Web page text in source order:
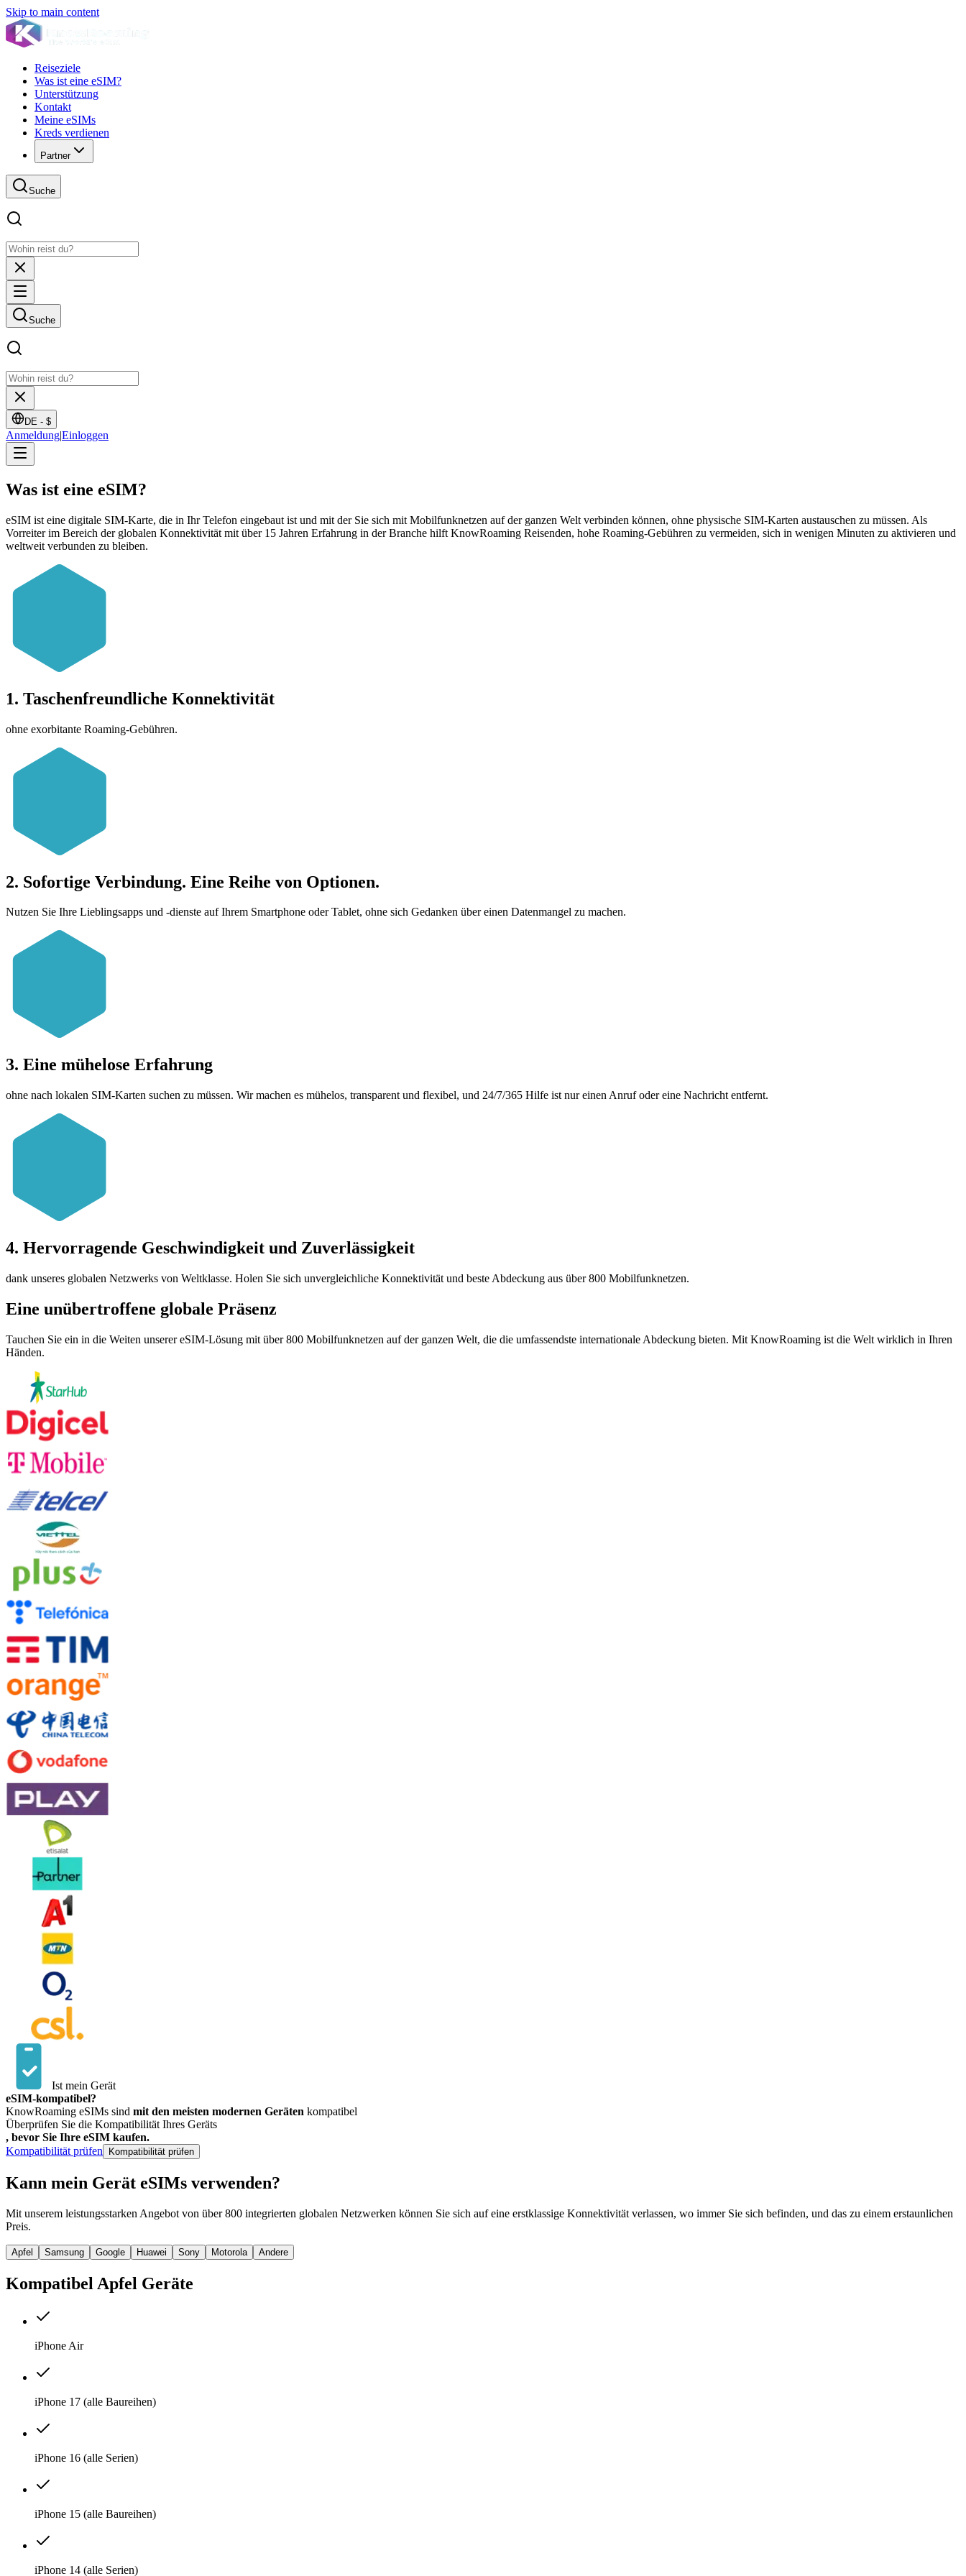
Skip to main content
Reiseziele
Was ist eine eSIM?
Unterstützung
Kontakt
Meine eSIMs
Kreds verdienen
Partner
Suche
Suche
DE - $
Anmeldung|Einloggen
Was ist eine eSIM?
eSIM ist eine digitale SIM-Karte, die in Ihr Telefon eingebaut ist und mit der Sie sich mit Mobilfunknetzen auf der ganzen Welt verbinden können, ohne physische SIM-Karten austauschen zu müssen. Als
Vorreiter im Bereich der globalen Konnektivität mit über 15 Jahren Erfahrung in der Branche hilft KnowRoaming Reisenden, hohe Roaming-Gebühren zu vermeiden, sich in wenigen Minuten zu aktivieren und
weltweit verbunden zu bleiben.
1. Taschenfreundliche Konnektivität
ohne exorbitante Roaming-Gebühren.
2. Sofortige Verbindung. Eine Reihe von Optionen.
Nutzen Sie Ihre Lieblingsapps und -dienste auf Ihrem Smartphone oder Tablet, ohne sich Gedanken über einen Datenmangel zu machen.
3. Eine mühelose Erfahrung
ohne nach lokalen SIM-Karten suchen zu müssen. Wir machen es mühelos, transparent und flexibel, und 24/7/365 Hilfe ist nur einen Anruf oder eine Nachricht entfernt.
4. Hervorragende Geschwindigkeit und Zuverlässigkeit
dank unseres globalen Netzwerks von Weltklasse. Holen Sie sich unvergleichliche Konnektivität und beste Abdeckung aus über 800 Mobilfunknetzen.
Eine unübertroffene globale Präsenz
Tauchen Sie ein in die Weiten unserer eSIM-Lösung mit über 800 Mobilfunknetzen auf der ganzen Welt, die die umfassendste internationale Abdeckung bieten. Mit KnowRoaming ist die Welt wirklich in Ihren
Händen.
Ist mein Gerät
eSIM-kompatibel?
KnowRoaming eSIMs sind mit den meisten modernen Geräten kompatibel
Überprüfen Sie die Kompatibilität Ihres Geräts
, bevor Sie Ihre eSIM kaufen.
Kompatibilität prüfen
Kompatibilität prüfen
Kann mein Gerät eSIMs verwenden?
Mit unserem leistungsstarken Angebot von über 800 integrierten globalen Netzwerken können Sie sich auf eine erstklassige Konnektivität verlassen, wo immer Sie sich befinden, und das zu einem erstaunlichen
Preis.
Apfel Samsung Google Huawei Sony Motorola Andere
Kompatibel Apfel Geräte
iPhone Air
iPhone 17 (alle Baureihen)
iPhone 16 (alle Serien)
iPhone 15 (alle Baureihen)
iPhone 14 (alle Serien)